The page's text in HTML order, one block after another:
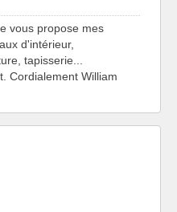
vous propose mes
d'intérieur,
tapisserie...
Cordialement William